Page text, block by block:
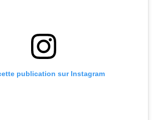
publication sur Instagram